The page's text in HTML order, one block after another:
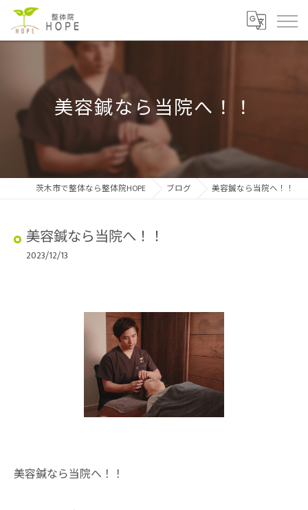
美容鍼なら当院へ！！
茨木市で整体なら整体院HOPE ブログ 美容鍼なら当院へ！！
美容鍼なら当院へ！！
2023/12/13
美容鍼なら当院へ！！